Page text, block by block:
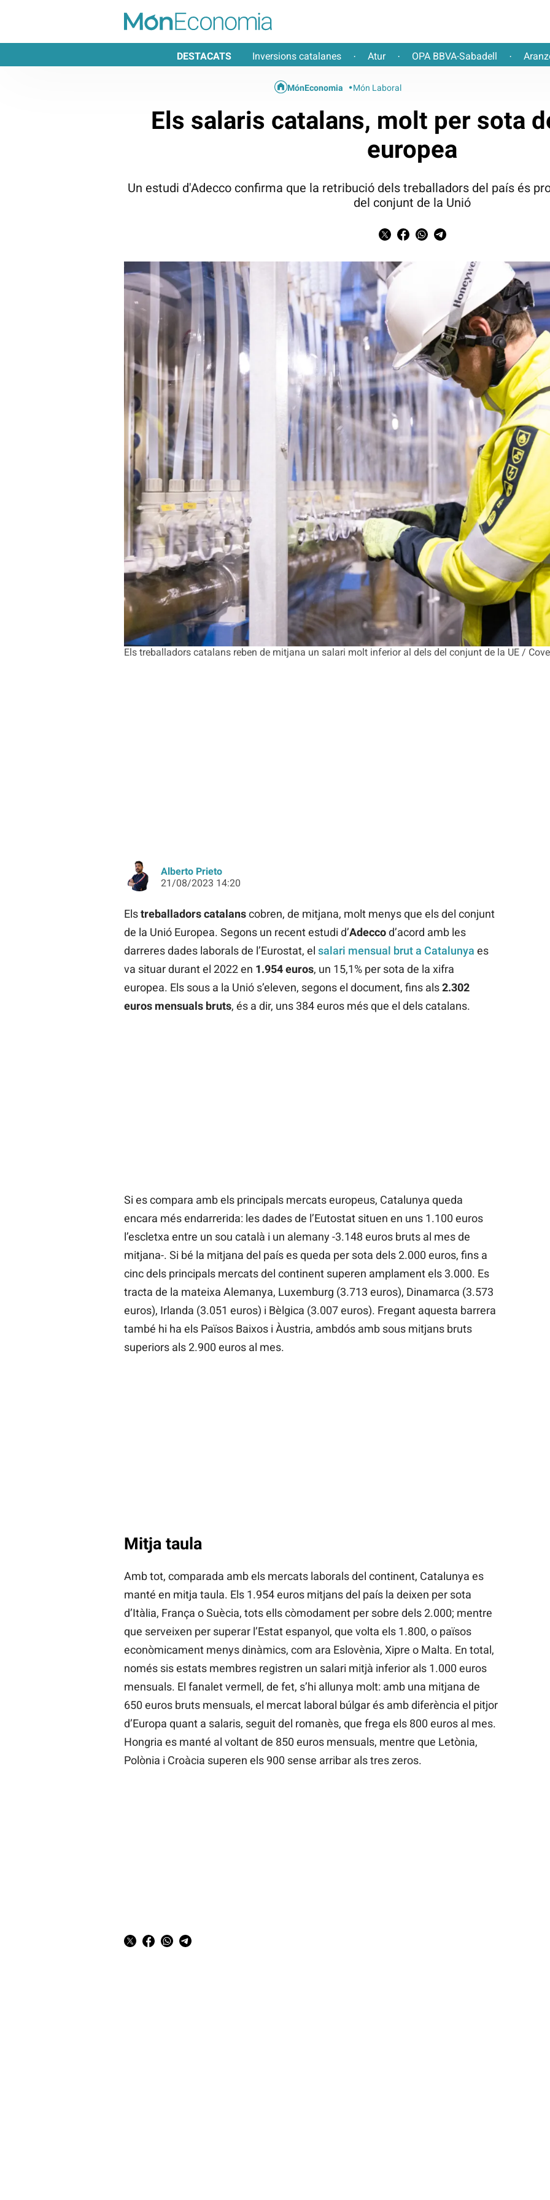
DESTACATS Inversions catalanes · Atur · OPA BBVA-Sabadell ·
Els treballadors catalans reben de mitjana un salari molt inferior al dels del conjunt de la UE /
MónEconomia Món Laboral
Els salaris catalans, molt per sota
europea
Un estudi d'Adecco confirma que la retribució dels treballadors del país és
del conjunt de la Unió
Alberto Prieto
21/08/2023 14:20
Elstreballadors catalanscobren, de mitjana, molt menys que els del conjunt
de la Unió Europea. Segons un recent estudi d’Adeccod’acord amb les
darreres dades laborals de l’Eurostat, el salari mensual brut a Catalunya es
va situar durant el 2022 en 1.954 euros, un 15,1% per sota de la xifra
europea. Els sous a la Unió s’eleven, segons el document, fins als2.302
euros mensuals bruts, és a dir, uns 384 euros més que el dels catalans.
Si es compara amb els principals mercats europeus, Catalunya queda
encara més endarrerida: les dades de l’Eutostat situen en uns 1.100 euros
l’escletxa entre un sou català i un alemany -3.148 euros bruts al mes de
mitjana-. Si bé la mitjana del país es queda per sota dels 2.000 euros, fins a
cinc dels principals mercats del continent superen amplament els 3.000. Es
tracta de la mateixa Alemanya, Luxemburg (3.713 euros), Dinamarca (3.573
euros), Irlanda (3.051 euros) i Bèlgica (3.007 euros). Fregant aquesta barrera
també hi ha els Països Baixos i Àustria, ambdós amb sous mitjans bruts
superiors als 2.900 euros al mes.
Mitja taula
Amb tot, comparada amb els mercats laborals del continent, Catalunya es
manté en mitja taula. Els 1.954 euros mitjans del país la deixen per sota
d’Itàlia, França o Suècia, tots ells còmodament per sobre dels 2.000; mentre
que serveixen per superar l’Estat espanyol, que volta els 1.800, o països
econòmicament menys dinàmics, com ara Eslovènia, Xipre o Malta. En total,
només sis estats membres registren un salari mitjà inferior als 1.000 euros
mensuals. El fanalet vermell, de fet, s’hi allunya molt: amb una mitjana de
650 euros bruts mensuals, el mercat laboral búlgar és amb diferència el pitjor
d’Europa quant a salaris, seguit del romanès, que frega els 800 euros al mes.
Hongria es manté al voltant de 850 euros mensuals, mentre que Letònia,
Polònia i Croàcia superen els 900 sense arribar als tres zeros.